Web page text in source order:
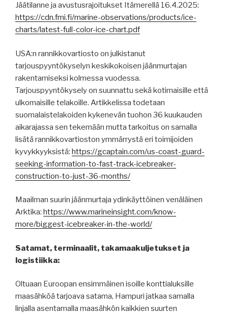
Jäätilanne ja avustusrajoitukset Itämerellä 16.4.2025:
https://cdn.fmi.fi/marine-observations/products/ice-
charts/latest-full-color-ice-chart.pdf
USA:n rannikkovartiosto on julkistanut
tarjouspyyntökyselyn keskikokoisen jäänmurtajan
rakentamiseksi kolmessa vuodessa.
Tarjouspyyntökysely on suunnattu sekä kotimaisille että
ulkomaisille telakoille. Artikkelissa todetaan
suomalaistelakoiden kykenevän tuohon 36 kuukauden
aikarajassa sen tekemään mutta tarkoitus on samalla
lisätä rannikkovartioston ymmärrystä eri toimijoiden
kyvykkyyksistä: https://gcaptain.com/us-coast-guard-
seeking-information-to-fast-track-icebreaker-
construction-to-just-36-months/
Maailman suurin jäänmurtaja ydinkäyttöinen venäläinen
Arktika: https://www.marineinsight.com/know-
more/biggest-icebreaker-in-the-world/
Satamat, terminaalit, takamaakuljetukset ja
logistiikka:
Oltuaan Euroopan ensimmäinen isoille konttialuksille
maasähköä tarjoava satama, Hampuri jatkaa samalla
linjalla asentamalla maasähkön kaikkien suurten